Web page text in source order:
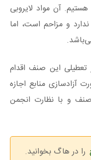
آن مواد لایروبی
و مزاحم است، اما
این صنف اقدام
منابع اجازه
صنف و با نظارت انجمن
را در هاگ بخوانید.